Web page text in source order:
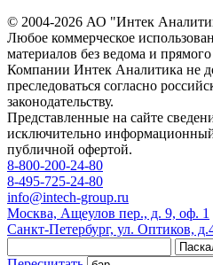
© 2004-2026 АО "Интек
Любое коммерческое
материалов без ведома и
Компании Интек Аналитика не
преследоваться согласно
законодательству.
Представленные на сайте
исключительно
публичной офертой.
8-800-200-24-80
8-495-725-24-80
info@intech-group.ru
Москва, Ащеулов пер., д. 9, оф. 1
Санкт-Петербург, ул. Оптиков,